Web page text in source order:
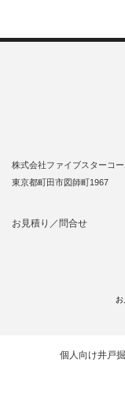
株式会社ファイブスターコ
東京都町田市図師町1967
お見積り／問合せ
個人向け井戸